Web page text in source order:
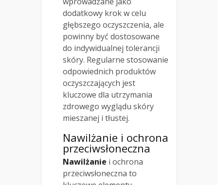
dodatkowy krok w celu
głębszego oczyszczenia, ale
powinny być dostosowane
do indywidualnej tolerancji
skóry. Regularne stosowanie
odpowiednich produktów
oczyszczających jest
kluczowe dla utrzymania
zdrowego wyglądu skóry
mieszanej i tłustej.
Nawilżanie i ochrona
przeciwsłoneczna
Nawilżanie i ochrona
przeciwsłoneczna to